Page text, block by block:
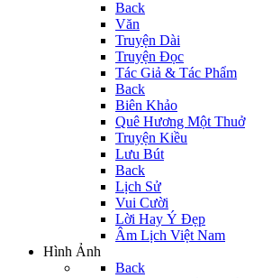
Back
Văn
Truyện Dài
Truyện Đọc
Tác Giả & Tác Phẩm
Back
Biên Khảo
Quê Hương Một Thuở
Truyện Kiều
Lưu Bút
Back
Lịch Sử
Vui Cười
Lời Hay Ý Đẹp
Âm Lịch Việt Nam
Hình Ảnh
Back